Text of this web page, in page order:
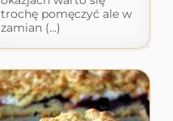
trochę pomęczyć ale w
zamian (...)